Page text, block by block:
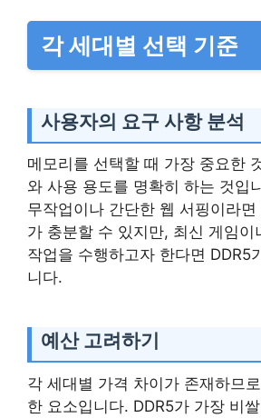
각 세대별 선택 기준
사용자의 요구 사항 분석
메모리를 선택할 때 가장 중요한
와 사용 용도를 명확히 하는 것입
무작업이나 간단한 웹 서핑이라
가 충분할 수 있지만, 최신 게임이
작업을 수행하고자 한다면 DDR5
니다.
예산 고려하기
각 세대별 가격 차이가 존재하므
한 요소입니다. DDR5가 가장 비